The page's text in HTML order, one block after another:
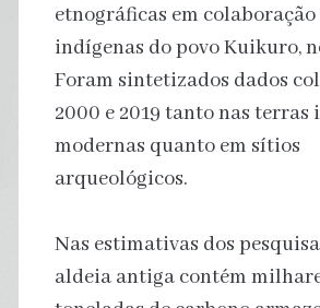
etnográficas em colaboração
indígenas do povo Kuikuro,
Foram sintetizados dados
2000 e 2019 tanto nas terras
modernas quanto em sítios
arqueológicos.
Nas estimativas dos
aldeia antiga contém